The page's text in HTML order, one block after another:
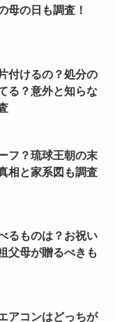
母の日も調査！
付けるの？処分の
る？意外と知らな
フ？琉球王朝の末
相と家系図も調査
るものは？お祝い
父母が贈るべきも
アコンはどっちが